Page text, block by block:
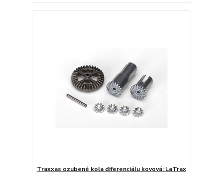
Traxxas ozubené kola diferenciálu kovová: LaTrax